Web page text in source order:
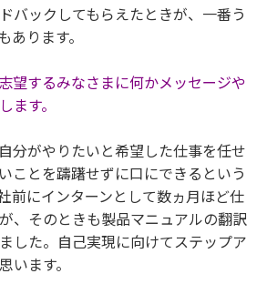
バックしてもらえたときが、一番う
あります。
望するみなさまに何かメッセージや
ます。
分がやりたいと希望した仕事を任せ
ことを躊躇せずに口にできるという
前にインターンとして数ヵ月ほど仕
、そのときも製品マニュアルの翻訳
した。自己実現に向けてステップア
います。